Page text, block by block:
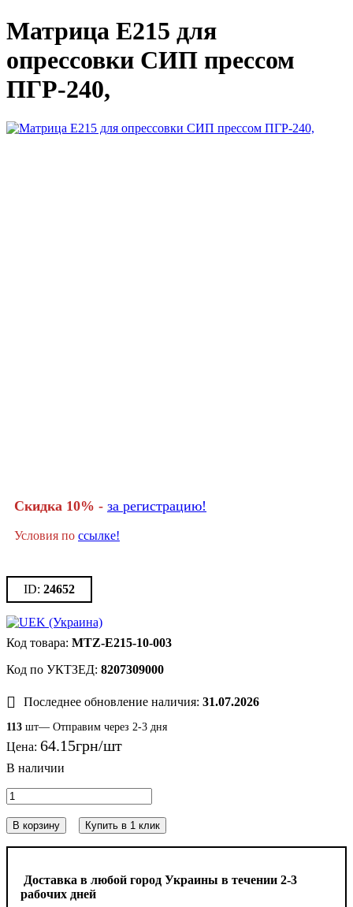
Матрица E215 для
опрессовки СИП прессом
ПГР-240,
Скидка 10% - за регистрацию!
Условия по ссылке!
24652
MTZ-E215-10-003
8207309000
Последнее обновление наличия: 31.07.2026
113 шт— Отправим через 2-3 дня
Цена: 64.15грн
В корзину Купить в 1 клик
Доставка в любой город Украины в течении 2-3
рабочих дней